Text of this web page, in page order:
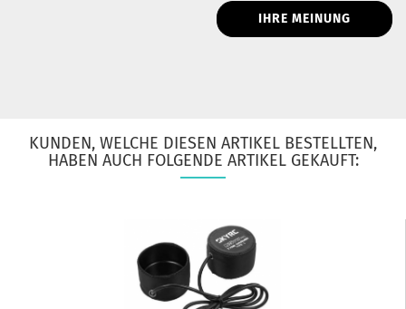
IHRE MEINUNG
KUNDEN, WELCHE DIESEN ARTIKEL BESTELLTEN,
HABEN AUCH FOLGENDE ARTIKEL GEKAUFT: